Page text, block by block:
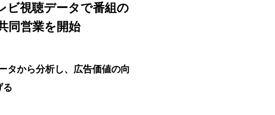
ビ視聴データで番組の
同営業を開始
タから分析し、広告価値の向
る